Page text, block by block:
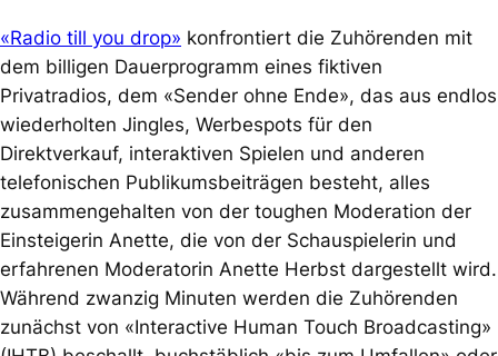
«Radio till you drop» konfrontiert die Zuhörenden mit
dem billigen Dauerprogramm eines fiktiven
Privatradios, dem «Sender ohne Ende», das aus endlos
wiederholten Jingles, Werbespots für den
Direktverkauf, interaktiven Spielen und anderen
telefonischen Publikumsbeiträgen besteht, alles
zusammengehalten von der toughen Moderation der
Einsteigerin Anette, die von der Schauspielerin und
erfahrenen Moderatorin Anette Herbst dargestellt wird.
Während zwanzig Minuten werden die Zuhörenden
zunächst von «Interactive Human Touch Broadcasting»